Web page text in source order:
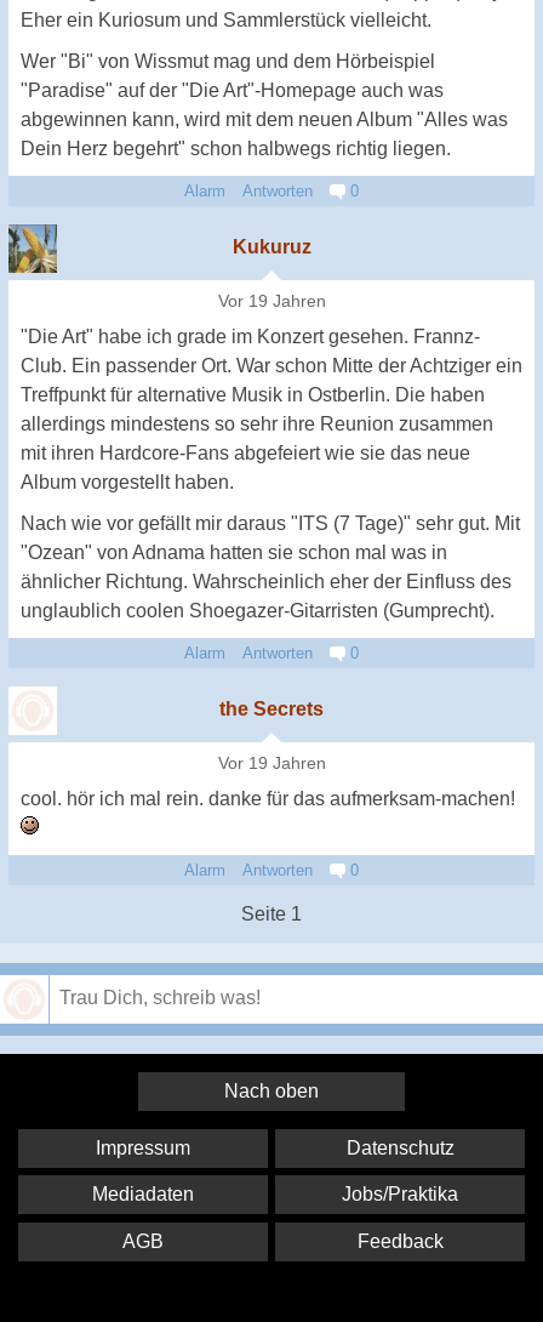
Eher ein Kuriosum und Sammlerstück vielleicht.
Wer "Bi" von Wissmut mag und dem Hörbeispiel
"Paradise" auf der "Die Art"-Homepage auch was
abgewinnen kann, wird mit dem neuen Album "Alles was
Dein Herz begehrt" schon halbwegs richtig liegen.
Alarm Antworten 0
Kukuruz
Vor 19 Jahren
"Die Art" habe ich grade im Konzert gesehen. Frannz-
Club. Ein passender Ort. War schon Mitte der Achtziger ein
Treffpunkt für alternative Musik in Ostberlin. Die haben
allerdings mindestens so sehr ihre Reunion zusammen
mit ihren Hardcore-Fans abgefeiert wie sie das neue
Album vorgestellt haben.
Nach wie vor gefällt mir daraus "ITS (7 Tage)" sehr gut. Mit
"Ozean" von Adnama hatten sie schon mal was in
ähnlicher Richtung. Wahrscheinlich eher der Einfluss des
unglaublich coolen Shoegazer-Gitarristen (Gumprecht).
Alarm Antworten 0
the Secrets
Vor 19 Jahren
cool. hör ich mal rein. danke für das aufmerksam-machen!
Alarm Antworten 0
Seite 1
Nach oben
Impressum Datenschutz
Mediadaten Jobs/Praktika
AGB Feedback